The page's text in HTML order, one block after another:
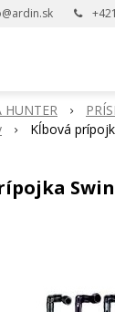
HUNTER
Kĺbová